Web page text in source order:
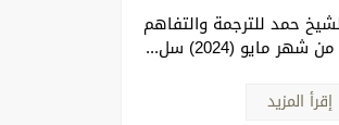
حمد للترجمة والتفاهم
مايو (2024) سل...
إقرأ المزيد